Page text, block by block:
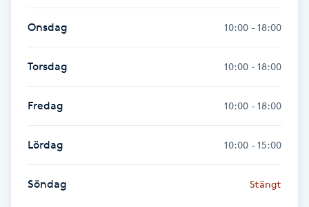
Healing
Herrklippning
HIFU
Onsdag 10:00 - 18:00
Torsdag 10:00 - 18:00
Fredag 10:00 - 18:00
Lördag 10:00 - 15:00
Söndag Stängt